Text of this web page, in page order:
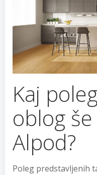
Kaj
oblog
Alpod?
Poleg predstavljenih